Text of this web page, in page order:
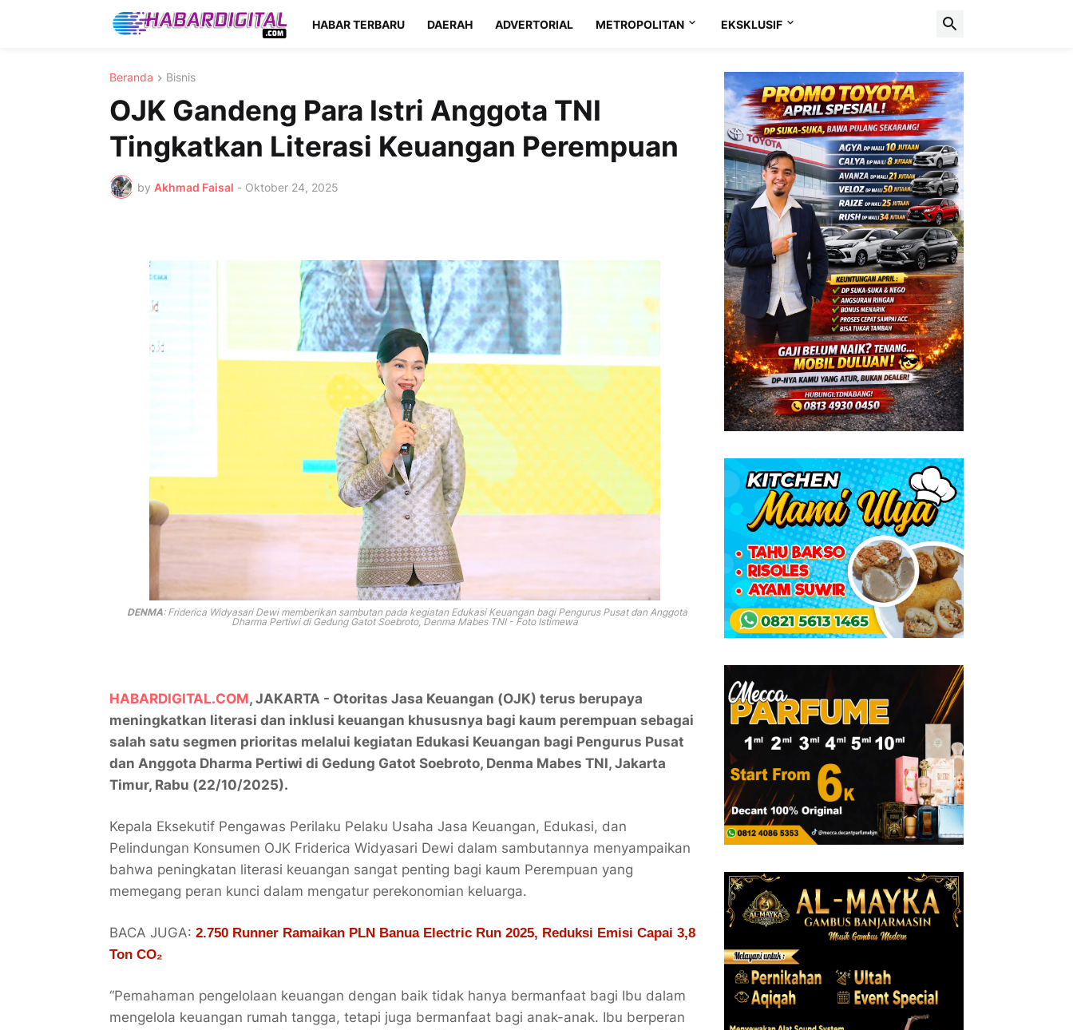
HABAR TERBARU DAERAH ADVERTORIAL METROPOLITAN EKSKLUSIF
Beranda Bisnis
OJK Gandeng Para Istri Anggota TNI
Tingkatkan Literasi Keuangan Perempuan
by Akhmad Faisal - Oktober 24, 2025
DENMA: Friderica Widyasari Dewi memberikan sambutan pada kegiatan Edukasi Keuangan bagi Pengurus Pusat dan Anggota
Dharma Pertiwi di Gedung Gatot Soebroto, Denma Mabes TNI - Foto Istimewa
HABARDIGITAL.COM, JAKARTA - Otoritas Jasa Keuangan (OJK) terus berupaya
meningkatkan literasi dan inklusi keuangan khususnya bagi kaum perempuan sebagai
salah satu segmen prioritas melalui kegiatan Edukasi Keuangan bagi Pengurus Pusat
dan Anggota Dharma Pertiwi di Gedung Gatot Soebroto, Denma Mabes TNI, Jakarta
Timur, Rabu (22/10/2025).
Kepala Eksekutif Pengawas Perilaku Pelaku Usaha Jasa Keuangan, Edukasi, dan
Pelindungan Konsumen OJK Friderica Widyasari Dewi dalam sambutannya menyampaikan
bahwa peningkatan literasi keuangan sangat penting bagi kaum Perempuan yang
memegang peran kunci dalam mengatur perekonomian keluarga.
BACA JUGA: 2.750 Runner Ramaikan PLN Banua Electric Run 2025, Reduksi Emisi Capai 3,8
Ton CO₂
“Pemahaman pengelolaan keuangan dengan baik tidak hanya bermanfaat bagi Ibu dalam
mengelola keuangan rumah tangga, tetapi juga bermanfaat bagi anak-anak. Ibu berperan